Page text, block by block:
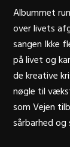
Albummet
over livets
sangen Ikke
på livet og
de kreative
nøgle til
somVejen
sårbarhed og